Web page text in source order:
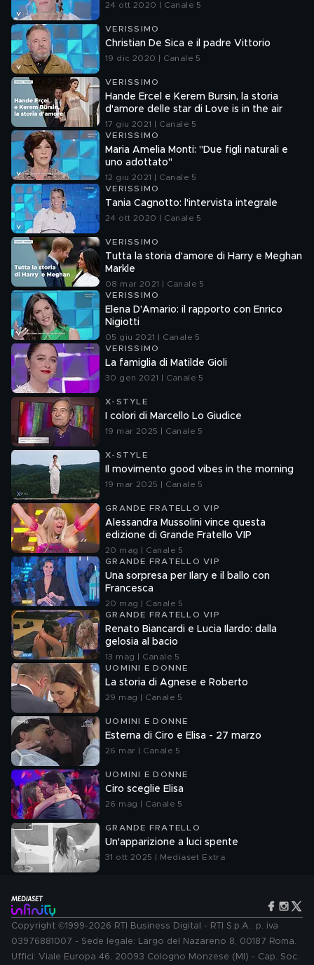
24 ott 2020 | Canale 5
VERISSIMO
Christian De Sica e il padre Vittorio
19 dic 2020 | Canale 5
VERISSIMO
Hande Ercel e Kerem Bursin, la storia
d'amore delle star di Love is in the air
17 giu 2021 | Canale 5
VERISSIMO
Maria Amelia Monti: "Due figli naturali e
uno adottato"
12 giu 2021 | Canale 5
VERISSIMO
Tania Cagnotto: l'intervista integrale
24 ott 2020 | Canale 5
VERISSIMO
Tutta la storia d'amore di Harry e Meghan
Markle
08 mar 2021 | Canale 5
VERISSIMO
Elena D'Amario: il rapporto con Enrico
Nigiotti
05 giu 2021 | Canale 5
VERISSIMO
La famiglia di Matilde Gioli
30 gen 2021 | Canale 5
X-STYLE
I colori di Marcello Lo Giudice
19 mar 2025 | Canale 5
X-STYLE
Il movimento good vibes in the morning
19 mar 2025 | Canale 5
GRANDE FRATELLO VIP
Alessandra Mussolini vince questa
edizione di Grande Fratello VIP
20 mag | Canale 5
GRANDE FRATELLO VIP
Una sorpresa per Ilary e il ballo con
Francesca
20 mag | Canale 5
GRANDE FRATELLO VIP
Renato Biancardi e Lucia Ilardo: dalla
gelosia al bacio
13 mag | Canale 5
UOMINI E DONNE
La storia di Agnese e Roberto
29 mag | Canale 5
UOMINI E DONNE
Esterna di Ciro e Elisa - 27 marzo
26 mar | Canale 5
UOMINI E DONNE
Ciro sceglie Elisa
26 mag | Canale 5
GRANDE FRATELLO
Un'apparizione a luci spente
31 ott 2025 | Mediaset Extra
Copyright ©1999-2026 RTI Business Digital - RTI S.p.A.: p. iva
03976881007 - Sede legale: Largo del Nazareno 8, 00187 Roma.
Uffici: Viale Europa 46, 20093 Cologno Monzese (MI) - Cap. Soc.